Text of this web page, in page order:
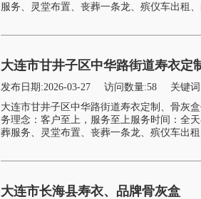
服务、灵堂布置、丧葬一条龙、殡仪车出租
大连市甘井子区中华路街道寿衣定
发布日期:2026-03-27 访问数量:58
关键
大连市甘井子区中华路街道寿衣定制、骨灰
务理念：客户至上，服务至上服务时间：全
葬服务、灵堂布置、丧葬一条龙、殡仪车出
大连市长海县寿衣、品牌骨灰盒